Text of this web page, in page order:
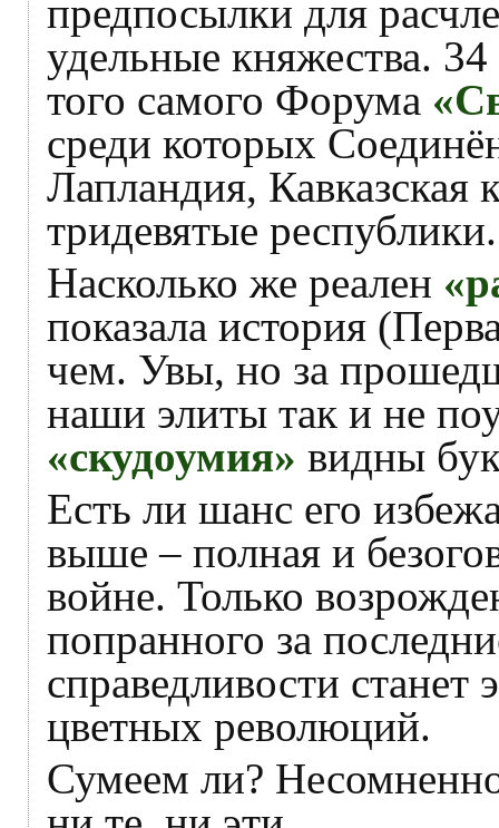
предпосылки для
удельные княжества.
того самого Форума
среди которых
Лапландия, Кавказская
тридевятые республики.
Насколько же реален
показала история
чем. Увы, но за
наши элиты так и не
«скудоумия» видны
Есть ли шанс его
выше – полная и
войне. Только
попранного за
справедливости
цветных революций.
Сумеем ли?